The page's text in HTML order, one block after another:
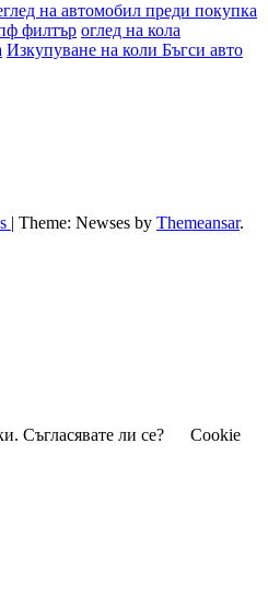
на автомобил преди покупка
филтър оглед на кола
Изкупуване на коли Бъгси авто
| Theme: Newses by Themeansar.
Съгласявате ли се?
Cookie